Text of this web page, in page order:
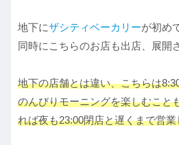
地下にザシティベーカリーが初め
同時にこちらのお店も出店、展開
地下の店舗とは違い、こちらは
のんびりモーニングを楽しむこと
れば夜も23:00閉店と遅くまで営